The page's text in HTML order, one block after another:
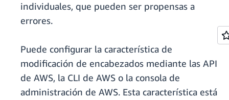
individuales, que pueden ser propensas a
errores.
Puede configurar la característica de
modificación de encabezados mediante las API
de AWS, la CLI de AWS o la consola de
administración de AWS. Esta característica está